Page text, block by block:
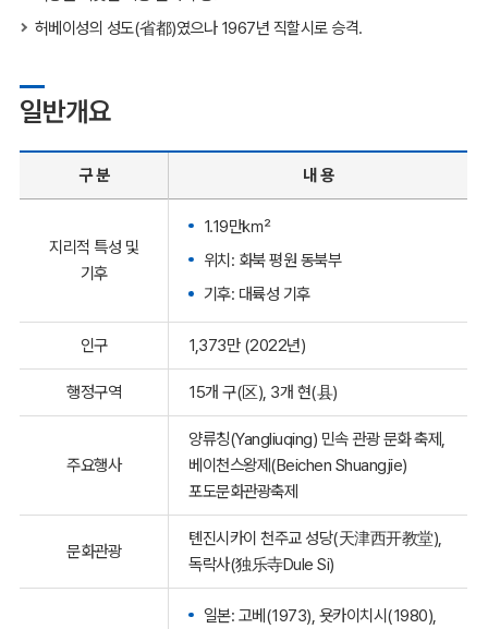
허베이성의 성도(省都)였으나 1967년 직할시로 승격.
일반개요
구 분 내 용
지리적 특성 및
기후
1.19만㎢
위치: 화북 평원 동북부
기후: 대륙성 기후
인구 1,373만 (2022년)
행정구역 15개 구(区), 3개 현(县)
주요행사
양류칭(Yangliuqing) 민속 관광 문화 축제,
베이천스왕제(Beichen Shuangjie)
포도문화관광축제
문화관광
톈진시카이 천주교 성당(天津西开教堂),
독락사(独乐寺Dule Si)
일본: 고베(1973), 욧카이치시(1980),